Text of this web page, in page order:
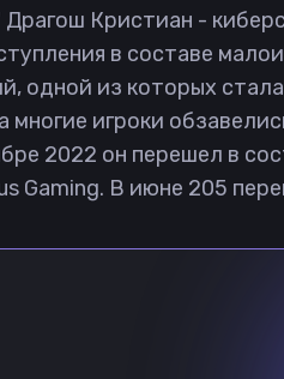
Кристиан -
в составе
одной из которых стала
многие игроки
2022 он перешел в
Gaming. В июне 205